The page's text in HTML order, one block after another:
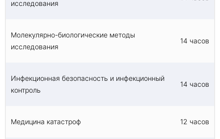
исследования
Молекулярно-биологические методы
исследования
14 часов
Инфекционная безопасность и инфекционный
контроль
14 часов
Медицина катастроф 12 часов